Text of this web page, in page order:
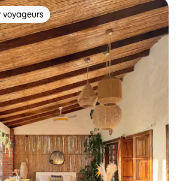
les plus appréciés